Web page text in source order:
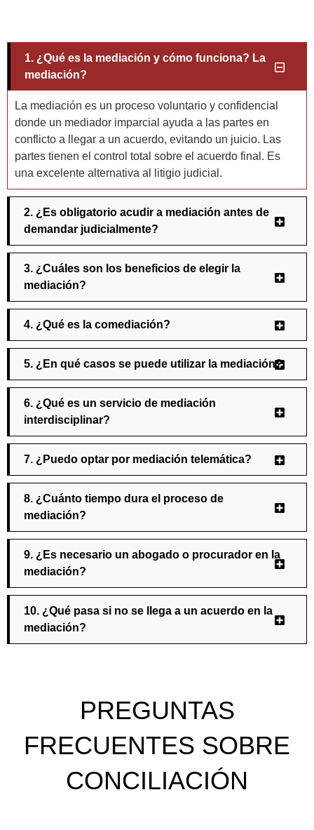
1. ¿Qué es la mediación y cómo funciona? La
mediación?
La mediación es un proceso voluntario y confidencial
donde un mediador imparcial ayuda a las partes en
conflicto a llegar a un acuerdo, evitando un juicio. Las
partes tienen el control total sobre el acuerdo final. Es
una excelente alternativa al litigio judicial.
2. ¿Es obligatorio acudir a mediación antes de
demandar judicialmente?
3. ¿Cuáles son los beneficios de elegir la
mediación?
4. ¿Qué es la comediación?
5. ¿En qué casos se puede utilizar la mediación?
6. ¿Qué es un servicio de mediación
interdisciplinar?
7. ¿Puedo optar por mediación telemática?
8. ¿Cuánto tiempo dura el proceso de
mediación?
9. ¿Es necesario un abogado o procurador en la
mediación?
10. ¿Qué pasa si no se llega a un acuerdo en la
mediación?
PREGUNTAS
FRECUENTES SOBRE
CONCILIACIÓN